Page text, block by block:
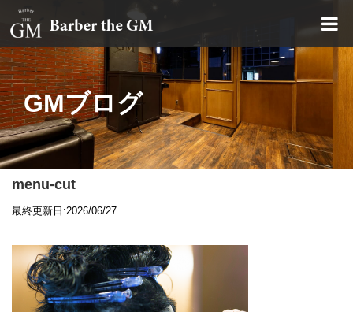
大阪・本町｜大人の散髪屋
GMブログ
menu-cut
最終更新日:2026/06/27